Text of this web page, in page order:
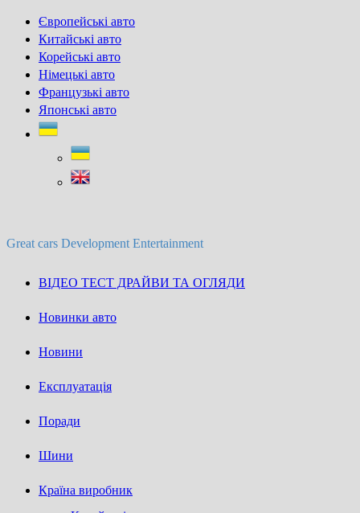
Skip
content
Європейські авто
Китайські авто
Корейські авто
Німецькі авто
Французькі авто
Японські авто
Great cars Development Entertainment
ВІДЕО ТЕСТ ДРАЙВИ ТА ОГЛЯДИ
Новинки авто
Новини
Експлуатація
Поради
Шини
Країна виробник